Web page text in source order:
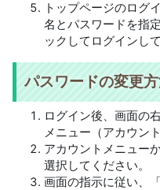
トップページのログ
名とパスワードを指
ックしてログインし
パスワードの変更
ログイン後、画面の
メニュー（アカウン
アカウントメニュー
選択してください。
画面の指示に従い、